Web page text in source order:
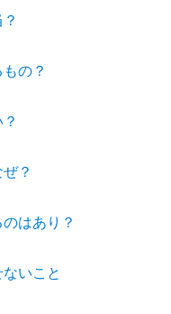
の？
？
はあり？
いこと